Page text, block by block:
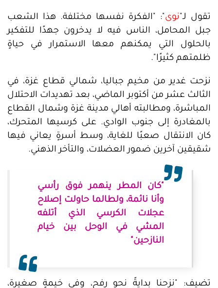
تقول لـ" نوى": "الفكرة نفسها مختلفة. هذا الشعب
جبل المحامل، الناس فيه لا يدخرون جهدًا للتفكير
بالحلول التي يمكنهم معها الاستمرار في حياةٍ
ظلمتهم كثيرًا".
نزحت غدير من مخيم جباليا، شمالي قطاع غزة، في
الثالث عشر من أكتوبر الماضي، بعد تهديدات الاحتلال
المباشرة، ومطالبته أهالي مدينة غزة وشمال القطاع
بالمغادرة إلى جنوب الوادي. على كرسيها المتحرك،
كان الانتقال صعبًا للغاية، وسط أسرةٍ يعاني فيها
شقيقين آخرين ضمور العضلات، والتأخر الذهني.
"كان المطر ينهمر فوق رأسي
وأنا نائمة، ولطالما حاولت إصلاح
عجلات الكرسي الذي أتلفه
المشي في الوحل بين خيام
النازحين"
تضيف: "نزحنا بدايةً نحو رفح، وفي خيمةٍ صغيرة،